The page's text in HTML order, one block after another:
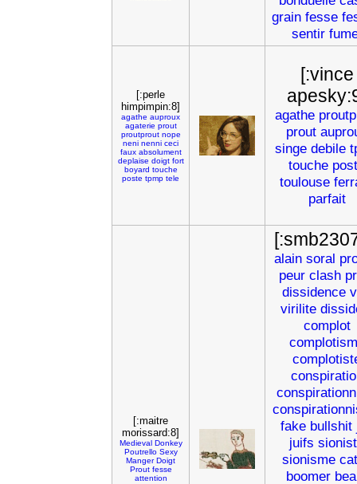
grain fesse
sentir
[:perle
himpimpin:8]
agathe auproux
agaterie prout
proutprout nope
neni nenni ceci
faux absolument
deplaise doigt fort
boyard touche
poste tpmp tele
[:vince
agathe
prout
singe debile
touche
toulouse
parfait
[:maitre
morissard:8]
Medieval Donkey
Poutrello Sexy
Manger Doigt
Prout fesse
attention
alain soral
peur clash
dissidence
virilite
complot
fake bullshit
juifs
sionisme
boomer